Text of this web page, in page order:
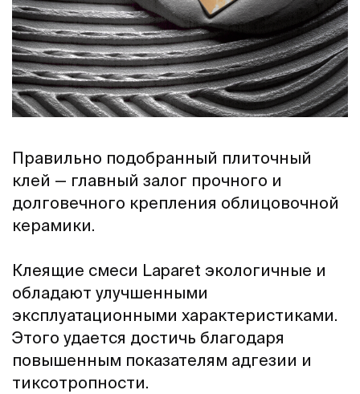
Правильно подобранный плиточный
клей — главный залог прочного и
долговечного крепления облицовочной
керамики.
Клеящие смеси Laparet экологичные и
обладают улучшенными
эксплуатационными характеристиками.
Этого удается достичь благодаря
повышенным показателям адгезии и
тиксотропности.